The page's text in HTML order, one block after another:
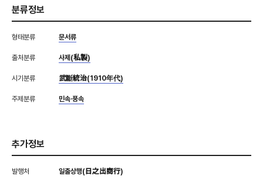
분류정보
형태분류 문서류
출처분류 사제(私製)
시기분류 武斷統治(1910年代)
주제분류 민속·풍속
추가정보
발행처 일출상행(日之出商行)